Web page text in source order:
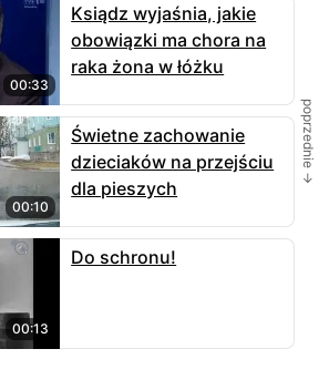
00:33
Ksiądz wyjaśnia, jakie
obowiązki ma chora na
raka żona w łóżku
00:10
Świetne zachowanie
dzieciaków na przejściu
dla pieszych
00:13
Do schronu!
poprzednie →